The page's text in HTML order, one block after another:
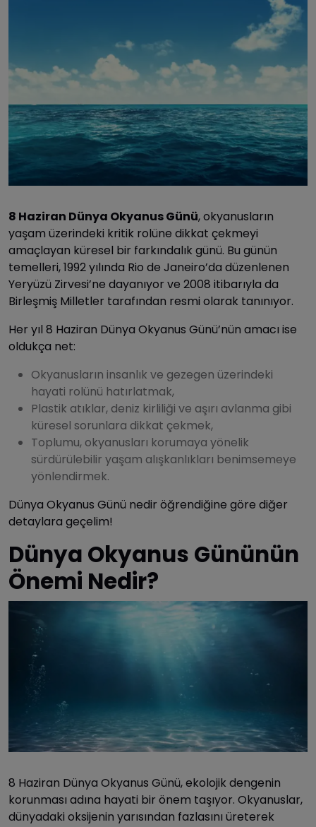
8 Haziran Dünya Okyanus Günü, okyanusların
yaşam üzerindeki kritik rolüne dikkat çekmeyi
amaçlayan küresel bir farkındalık günü. Bu günün
temelleri, 1992 yılında Rio de Janeiro’da düzenlenen
Yeryüzü Zirvesi’ne dayanıyor ve 2008 itibarıyla da
Birleşmiş Milletler tarafından resmi olarak tanınıyor.
Her yıl 8 Haziran Dünya Okyanus Günü’nün amacı ise
oldukça net:
Okyanusların insanlık ve gezegen üzerindeki
hayati rolünü hatırlatmak,
Plastik atıklar, deniz kirliliği ve aşırı avlanma gibi
küresel sorunlara dikkat çekmek,
Toplumu, okyanusları korumaya yönelik
sürdürülebilir yaşam alışkanlıkları benimsemeye
yönlendirmek.
Dünya Okyanus Günü nedir öğrendiğine göre diğer
detaylara geçelim!
Dünya Okyanus Gününün
Önemi Nedir?
8 Haziran Dünya Okyanus Günü, ekolojik dengenin
korunması adına hayati bir önem taşıyor. Okyanuslar,
dünyadaki oksijenin yarısından fazlasını üreterek